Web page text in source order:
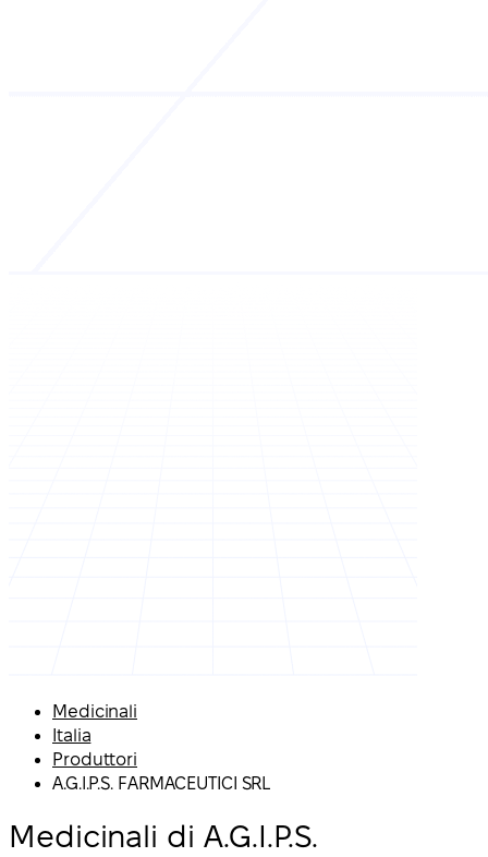
Medicinali
Italia
Produttori
A.G.I.P.S. FARMACEUTICI SRL
Medicinali di A.G.I.P.S.